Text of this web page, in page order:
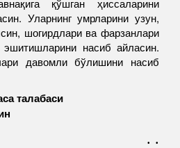
қўшган ҳиссаларини
Уларнинг умрларини узун,
шогирдлари ва фарзанлари
насиб айласин.
давомли бўлишини насиб
талабаси
. .